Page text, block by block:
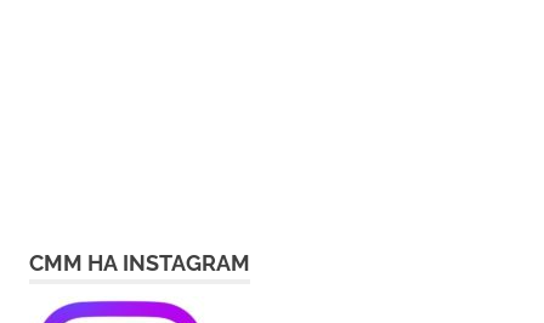
СММ НА INSTAGRAM